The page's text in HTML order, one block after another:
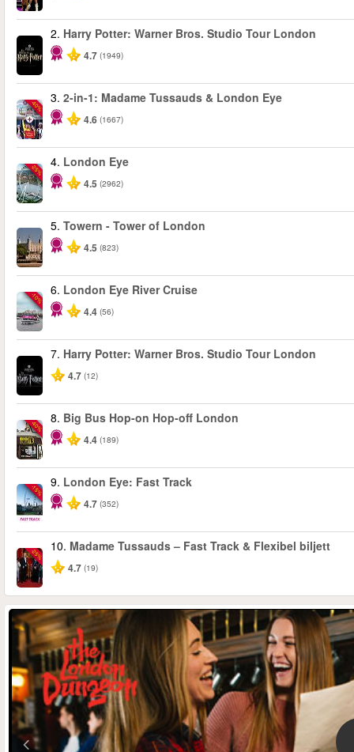
2. Harry Potter: Warner Bros. Studio Tour London
4.7 (1949)
-40%
3. 2-in-1: Madame Tussauds & London Eye
4.6 (1667)
-25%
4. London Eye
4.5 (2962)
5. Towern - Tower of London
4.5 (823)
-10%
6. London Eye River Cruise
4.4 (56)
7. Harry Potter: Warner Bros. Studio Tour London
4.7 (12)
-40%
8. Big Bus Hop-on Hop-off London
4.4 (189)
-15%
9. London Eye: Fast Track
4.7 (352)
-25%
10. Madame Tussauds – Fast Track & Flexibel biljett
4.7 (19)